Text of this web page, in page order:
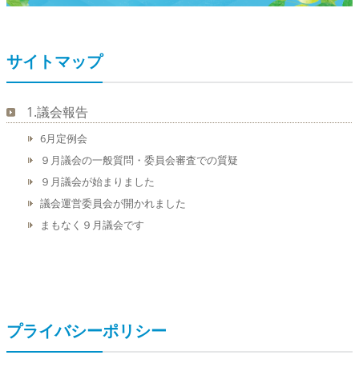
サイトマップ
1.議会報告
6月定例会
９月議会の一般質問・委員会審査での質疑
９月議会が始まりました
議会運営委員会が開かれました
まもなく９月議会です
プライバシーポリシー